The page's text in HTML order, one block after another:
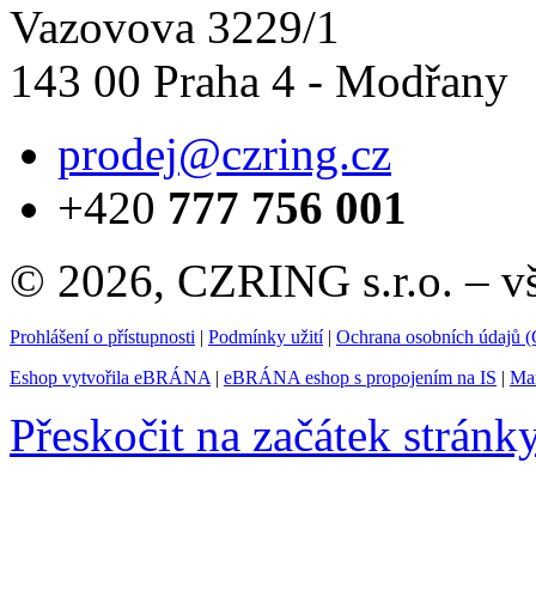
Vazovova 3229/1
143 00 Praha 4 - Modřany
prodej@czring.cz
+420 777 756 001
© 2026, CZRING s.r.o. –
Prohlášení o přístupnosti | Podmínky užití| Ochrana osobních údajů
Eshop vytvořila eBRÁNA | eBRÁNA eshop s propojením na IS |
Přeskočit na začátek